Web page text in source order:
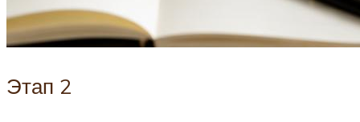
Этап 2